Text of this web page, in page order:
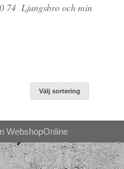
74 Ljungsbro och min
Välj sortering
WebshopOnline